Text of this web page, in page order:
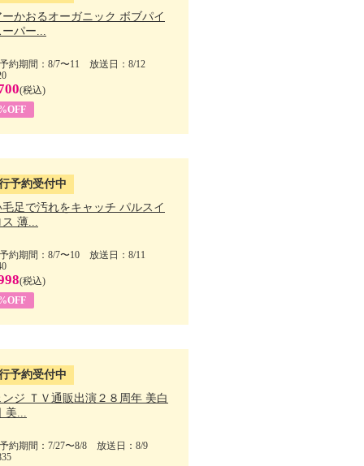
ーかおるオーガニック ボブパイ
ーパー...
約期間：8/7〜11 放送日：8/12
(税込)
予約受付中
毛足で汚れをキャッチ パルスイ
ス 薄...
約期間：8/7〜10 放送日：8/11
(税込)
予約受付中
ンジ ＴＶ通販出演２８周年 美白
美...
約期間：7/27〜8/8 放送日：8/9